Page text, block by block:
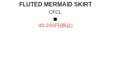
FLUTED MERMAID SKIRT
CFCL
■
46,200円(税込)